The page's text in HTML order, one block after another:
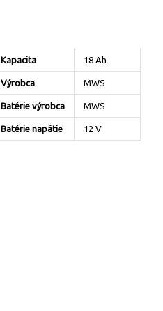
Kapacita 18 Ah
Výrobca MWS
Batérie výrobca MWS
Batérie napätie 12 V